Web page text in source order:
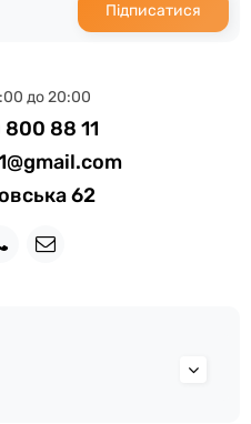
Підписатися
до 20:00
88 11
62